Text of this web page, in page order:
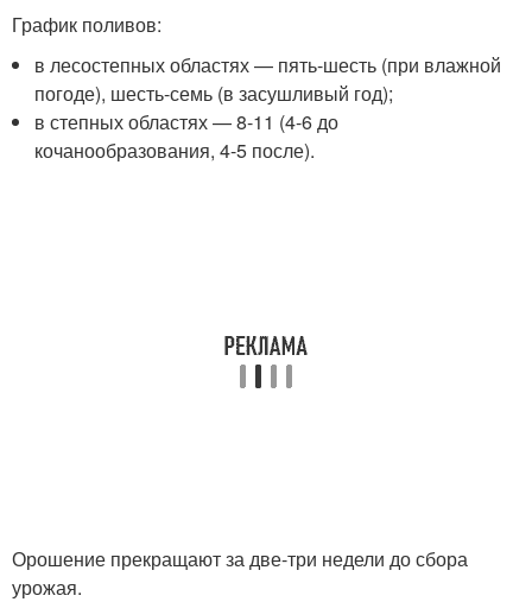
График поливов:
в лесостепных областях — пять-шесть (при влажной
погоде), шесть-семь (в засушливый год);
в степных областях — 8-11 (4-6 до
кочанообразования, 4-5 после).
Орошение прекращают за две-три недели до сбора
урожая.